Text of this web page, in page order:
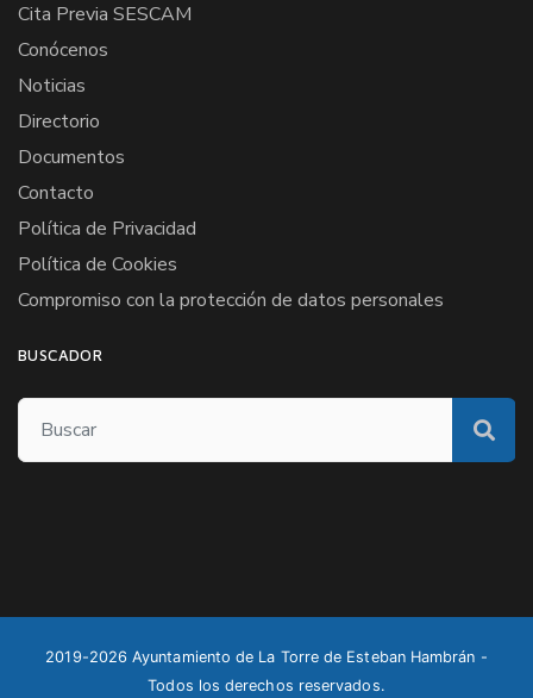
Cita Previa SESCAM
Conócenos
Noticias
Directorio
Documentos
Contacto
Política de Privacidad
Política de Cookies
Compromiso con la protección de datos personales
BUSCADOR
2019-2026 Ayuntamiento de La Torre de Esteban Hambrán -
Todos los derechos reservados.